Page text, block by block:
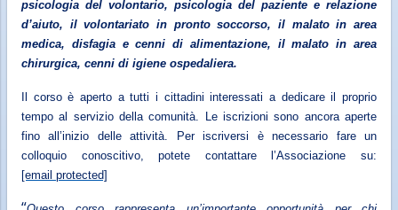
psicologia del volontario, psicologia del paziente e relazione
d’aiuto, il volontariato in pronto soccorso, il malato in area
medica, disfagia e cenni di alimentazione, il malato in area
chirurgica, cenni di igiene ospedaliera.
Il corso è aperto a tutti i cittadini interessati a dedicare il proprio
tempo al servizio della comunità.
Le iscrizioni sono ancora aperte
fino all’inizio delle attività. Per iscriversi è necessario fare un
colloquio conoscitivo, potete contattare l’Associazione su:
[email protected]